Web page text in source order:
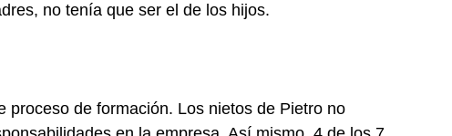
no tenía que ser el de los hijos.
proceso de formación. Los nietos de Pietro no